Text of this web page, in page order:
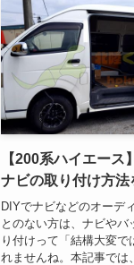
【200系ハイエース
ナビの取り付け方法
DIYでナビなどのオーデ
とのない方は、ナビやバ
り付けって「結構大変で
れませんね。本記事では